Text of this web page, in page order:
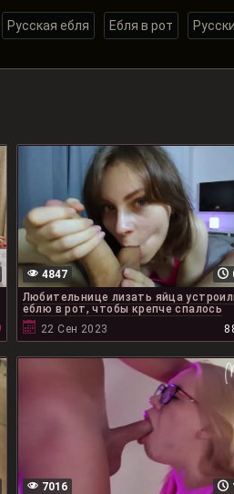
Русская ебля Ебля в рот
4847
Любительнице лизать яйца
еблю в рот, чтобы крепче спалось
22 Сен 2023
7016